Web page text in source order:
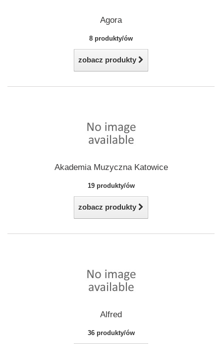
Agora
8 produkty/ów
zobacz produkty
Akademia Muzyczna Katowice
19 produkty/ów
zobacz produkty
Alfred
36 produkty/ów